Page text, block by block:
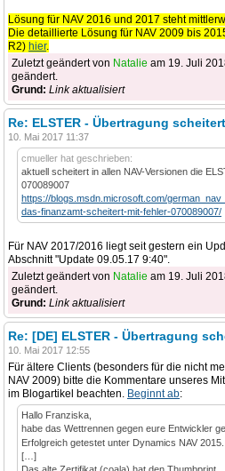
Lösung für NAV 2016 und 2017 steht
Die detaillierte Lösung für NAV 2009 bis
R2) hier.
Zuletzt geändert von Natalie am 19. Juli
geändert.
Grund: Link aktualisiert
Re: ELSTER - Übertragung
10. Mai 2017 11:37
cmueller hat geschrieben:
aktuell scheitert in allen NAV-Versionen die
070089007
https://blogs.msdn.microsoft.com/
das-finanzamt-scheitert-mit-fehler-070089007/
Für NAV 2017/2016 liegt seit gestern ein
Abschnitt "Update 09.05.17 9:40".
Zuletzt geändert von Natalie am 19. Juli
geändert.
Grund: Link aktualisiert
Re: [DE] ELSTER - Übertragung
10. Mai 2017 12:55
Für ältere Clients (besonders für die nicht
NAV 2009) bitte die Kommentare unseres
im Blogartikel beachten. Beginnt ab:
Hallo Franziska,
habe das Wettrennen gegen eure Entwickler
Erfolgreich getestet unter Dynamics NAV 2015.
[…]